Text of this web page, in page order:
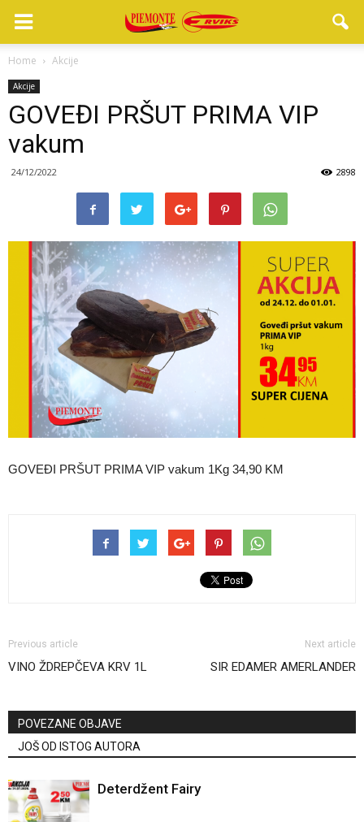
Home Akcije
Akcije
GOVEĐI PRŠUT PRIMA VIP
vakum
24/12/2022 2898
GOVEĐI PRŠUT PRIMA VIP vakum 1Kg 34,90 KM
Previous article
VINO ŽDREPČEVA KRV 1L
Next article
SIR EDAMER AMERLANDER
POVEZANE OBJAVE
JOŠ OD ISTOG AUTORA
Deterdžent Fairy